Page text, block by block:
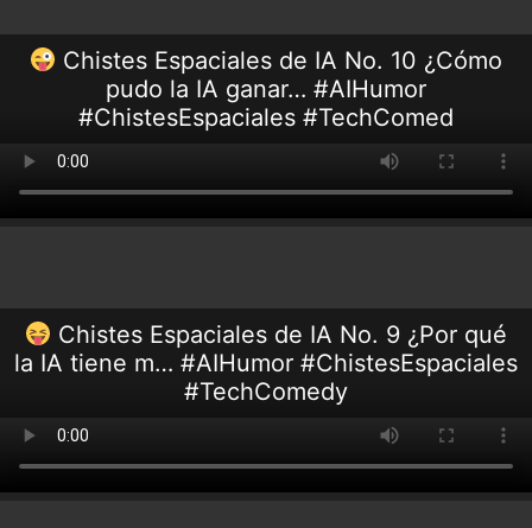
Chistes Espaciales de IA No. 10 ¿Cómo
pudo la IA ganar… #AIHumor
#ChistesEspaciales #TechComed
Chistes Espaciales de IA No. 9 ¿Por qué
la IA tiene m… #AIHumor #ChistesEspaciales
#TechComedy